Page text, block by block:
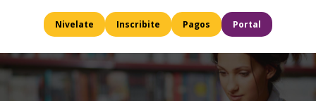
Nivelate Inscribite Pagos Portal